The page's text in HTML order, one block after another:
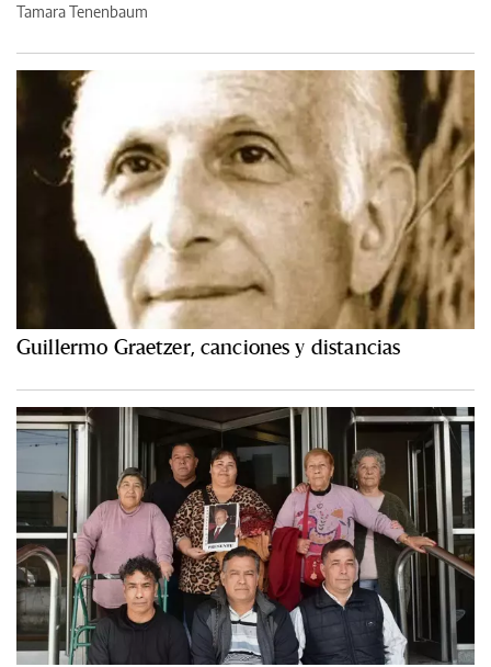
Tamara Tenenbaum
Guillermo Graetzer, canciones y distancias